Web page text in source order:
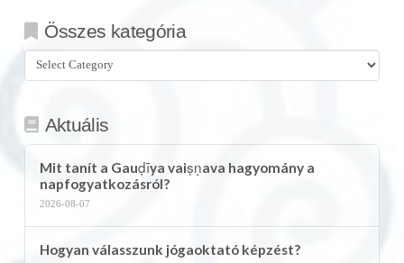
Összes kategória
Összes
kategória
Aktuális
Mit tanít a Gauḍīya vaiṣṇava hagyomány a
napfogyatkozásról?
2026-08-07
Hogyan válasszunk jógaoktató képzést?